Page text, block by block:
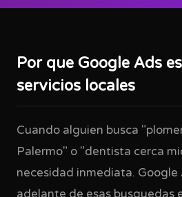
Por que Google Ads
servicios locales
Cuando alguien busca
Palermo" o "dentista cerca
necesidad inmediata. Google
adelante de esas busquedas